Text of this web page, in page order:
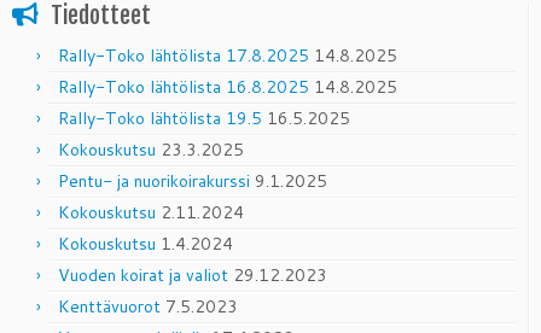
Tiedotteet
Rally-Toko lähtölista 17.8.2025 14.8.2025
Rally-Toko lähtölista 16.8.2025 14.8.2025
Rally-Toko lähtölista 19.5 16.5.2025
Kokouskutsu 23.3.2025
Pentu- ja nuorikoirakurssi 9.1.2025
Kokouskutsu 2.11.2024
Kokouskutsu 1.4.2024
Vuoden koirat ja valiot 29.12.2023
Kenttävuorot 7.5.2023